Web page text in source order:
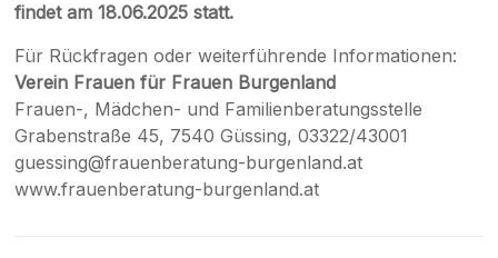
findet am 18.06.2025 statt.
Für Rückfragen oder weiterführende Informationen:
Verein Frauen für Frauen Burgenland
Frauen-, Mädchen- und Familienberatungsstelle
Grabenstraße 45, 7540 Güssing, 03322/43001
guessing@frauenberatung-burgenland.at
www.frauenberatung-burgenland.at